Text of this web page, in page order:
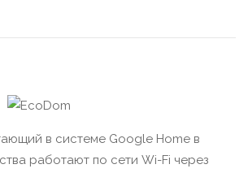
в системе Google Home в
работают по сети Wi-Fi через